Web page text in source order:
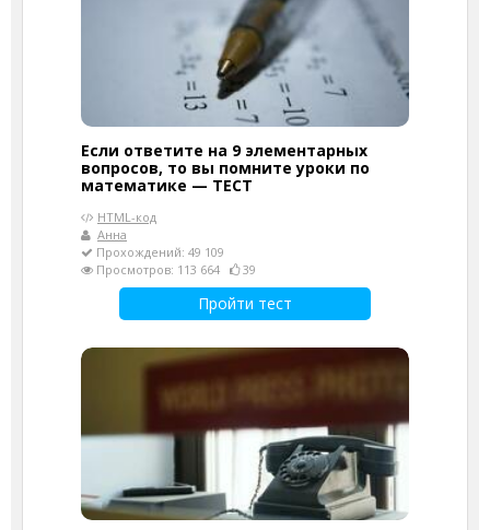
Если ответите на 9 элементарных
вопросов, то вы помните уроки по
математике — ТЕСТ
HTML-код
Анна
Прохождений: 49 109
Просмотров: 113 664
39
Пройти тест